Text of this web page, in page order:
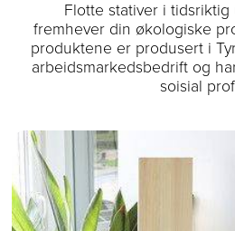
Flotte stativer i tidsriktig
fremhever din økologiske
produktene er produsert i
arbeidsmarkedsbedrift og
soisial